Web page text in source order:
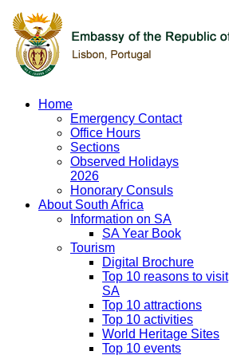
Home
Emergency Contact
Office Hours
Sections
Observed Holidays
2026
Honorary Consuls
About South Africa
Information on SA
SA Year Book
Tourism
Digital Brochure
Top 10 reasons to visit
SA
Top 10 attractions
Top 10 activities
World Heritage Sites
Top 10 events